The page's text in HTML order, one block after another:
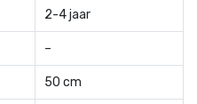
2-4 jaar
–
50 cm